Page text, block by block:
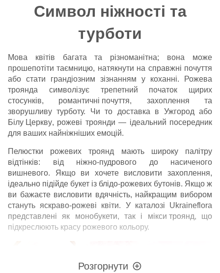
Символ ніжності та
турботи
Мова квітів багата та різноманітна; вона може
прошепотіти таємницю, натякнути на справжні почуття
або стати грандіозним зізнанням у коханні. Рожева
троянда символізує трепетний початок щирих
стосунків, романтичні почуття, захоплення та
зворушливу турботу. Чи то доставка в Ужгород або
Білу Церкву, рожеві троянди — ідеальний посередник
для ваших найніжніших емоцій.
Пелюстки рожевих троянд мають широку палітру
відтінків: від ніжно-пудрового до насиченого
вишневого. Якщо ви хочете висловити захоплення,
ідеально підійде букет із блідо-рожевих бутонів. Якщо ж
ви бажаєте висловити вдячність, найкращим вибором
стануть яскраво-рожеві квіти. У каталозі Ukraineflora
представлені як монобукети, так і мікси троянд, що
підкреслюють красу рожевого кольору.
Розгорнути